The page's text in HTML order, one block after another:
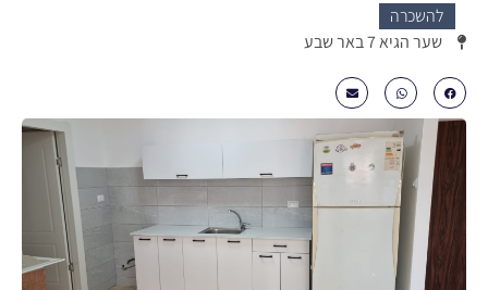
להשכרה
שער הגיא 7 באר שבע
₪3100